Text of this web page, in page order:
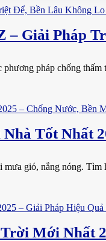
– Giải Pháp
pháp chống
Tốt Nhất
gió, nắng nóng.
Mới Nhất